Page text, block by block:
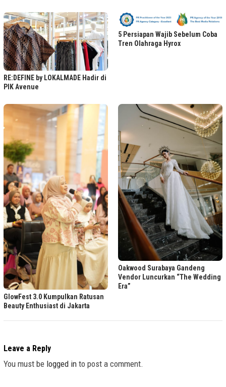
RE:DEFINE by LOKALMADE Hadir di
PIK Avenue
5 Persiapan Wajib Sebelum Coba
Tren Olahraga Hyrox
GlowFest 3.0 Kumpulkan Ratusan
Beauty Enthusiast di Jakarta
Oakwood Surabaya Gandeng
Vendor Luncurkan “The Wedding
Era”
Leave a Reply
You must be logged in to post a comment.